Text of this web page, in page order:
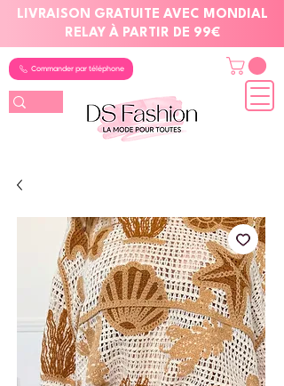
LIVRAISON GRATUITE AVEC MONDIAL
RELAY À PARTIR DE 99€
Commander par téléphone